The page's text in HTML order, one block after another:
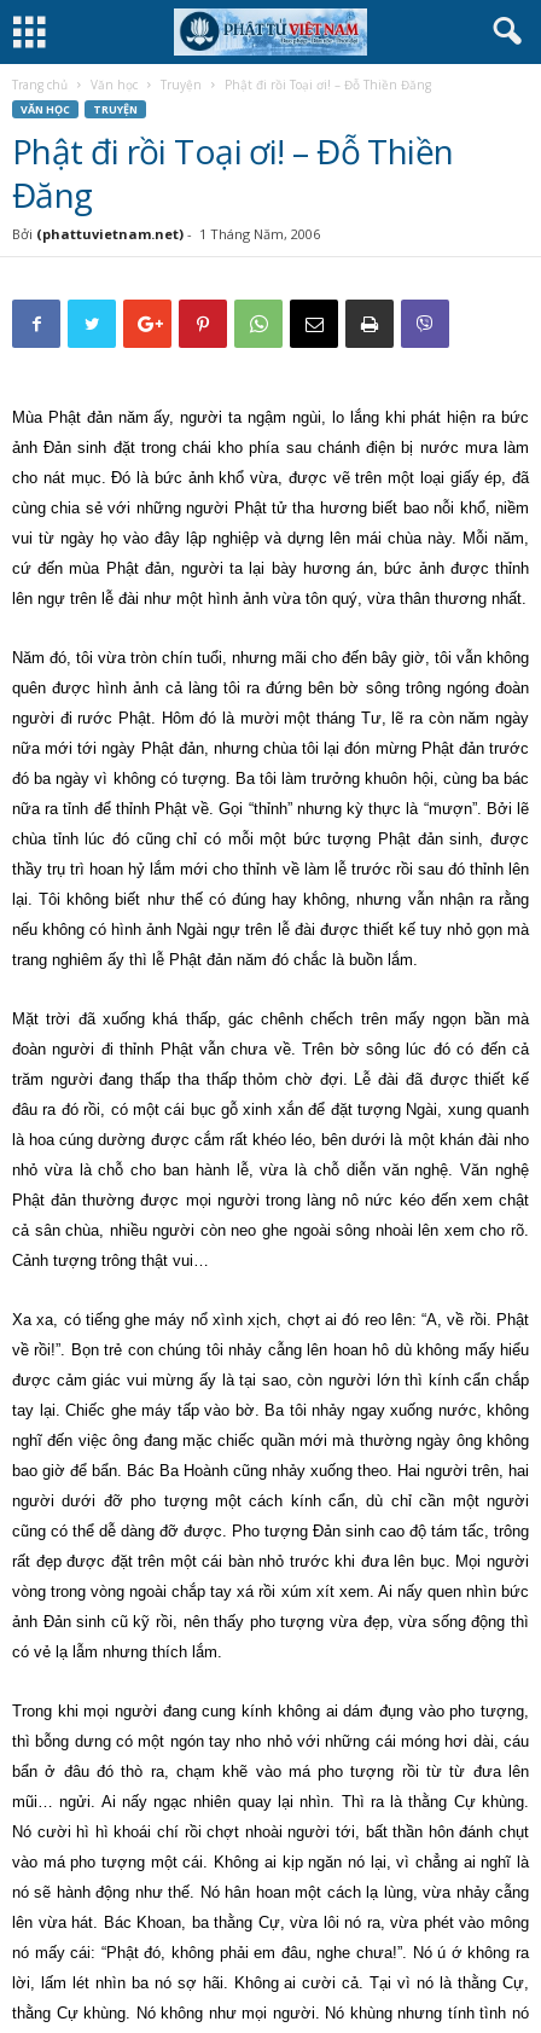
Trang chủ Văn học Truyện Phật đi rồi Toại ơi! – Đỗ Thiền Đăng
VĂN HỌC TRUYỆN
Phật đi rồi Toại ơi! – Đỗ Thiền
Đăng
Bởi (phattuvietnam.net) - 1 Tháng Năm, 2006
Mùa Phật đản năm ấy, người ta ngậm ngùi, lo lắng khi phát hiện ra bức
ảnh Đản sinh đặt trong chái kho phía sau chánh điện bị nước mưa làm
cho nát mục. Đó là bức ảnh khổ vừa, được vẽ trên một loại giấy ép, đã
cùng chia sẻ với những người Phật tử tha hương biết bao nỗi khổ, niềm
vui từ ngày họ vào đây lập nghiệp và dựng lên mái chùa này. Mỗi năm,
cứ đến mùa Phật đản, người ta lại bày hương án, bức ảnh được thỉnh
lên ngự trên lễ đài như một hình ảnh vừa tôn quý, vừa thân thương nhất.
Năm đó, tôi vừa tròn chín tuổi, nhưng mãi cho đến bây giờ, tôi vẫn không
quên được hình ảnh cả làng tôi ra đứng bên bờ sông trông ngóng đoàn
người đi rước Phật. Hôm đó là mười một tháng Tư, lẽ ra còn năm ngày
nữa mới tới ngày Phật đản, nhưng chùa tôi lại đón mừng Phật đản trước
đó ba ngày vì không có tượng. Ba tôi làm trưởng khuôn hội, cùng ba bác
nữa ra tỉnh để thỉnh Phật về. Gọi “thỉnh” nhưng kỳ thực là “mượn”. Bởi lẽ
chùa tỉnh lúc đó cũng chỉ có mỗi một bức tượng Phật đản sinh, được
thầy trụ trì hoan hỷ lắm mới cho thỉnh về làm lễ trước rồi sau đó thỉnh lên
lại. Tôi không biết như thế có đúng hay không, nhưng vẫn nhận ra rằng
nếu không có hình ảnh Ngài ngự trên lễ đài được thiết kế tuy nhỏ gọn mà
trang nghiêm ấy thì lễ Phật đản năm đó chắc là buồn lắm.
Mặt trời đã xuống khá thấp, gác chênh chếch trên mấy ngọn bần mà
đoàn người đi thỉnh Phật vẫn chưa về. Trên bờ sông lúc đó có đến cả
trăm người đang thấp tha thấp thỏm chờ đợi. Lễ đài đã được thiết kế
đâu ra đó rồi, có một cái bục gỗ xinh xắn để đặt tượng Ngài, xung quanh
là hoa cúng dường được cắm rất khéo léo, bên dưới là một khán đài nho
nhỏ vừa là chỗ cho ban hành lễ, vừa là chỗ diễn văn nghệ. Văn nghệ
Phật đản thường được mọi người trong làng nô nức kéo đến xem chật
cả sân chùa, nhiều người còn neo ghe ngoài sông nhoài lên xem cho rõ.
Cảnh tượng trông thật vui…
Xa xa, có tiếng ghe máy nổ xình xịch, chợt ai đó reo lên: “A, về rồi. Phật
về rồi!”. Bọn trẻ con chúng tôi nhảy cẫng lên hoan hô dù không mấy hiểu
được cảm giác vui mừng ấy là tại sao, còn người lớn thì kính cẩn chắp
tay lại. Chiếc ghe máy tấp vào bờ. Ba tôi nhảy ngay xuống nước, không
nghĩ đến việc ông đang mặc chiếc quần mới mà thường ngày ông không
bao giờ để bẩn. Bác Ba Hoành cũng nhảy xuống theo. Hai người trên, hai
người dưới đỡ pho tượng một cách kính cẩn, dù chỉ cần một người
cũng có thể dễ dàng đỡ được. Pho tượng Đản sinh cao độ tám tấc, trông
rất đẹp được đặt trên một cái bàn nhỏ trước khi đưa lên bục. Mọi người
vòng trong vòng ngoài chắp tay xá rồi xúm xít xem. Ai nấy quen nhìn bức
ảnh Đản sinh cũ kỹ rồi, nên thấy pho tượng vừa đẹp, vừa sống động thì
có vẻ lạ lẫm nhưng thích lắm.
Trong khi mọi người đang cung kính không ai dám đụng vào pho tượng,
thì bỗng dưng có một ngón tay nho nhỏ với những cái móng hơi dài, cáu
bẩn ở đâu đó thò ra, chạm khẽ vào má pho tượng rồi từ từ đưa lên
mũi… ngửi. Ai nấy ngạc nhiên quay lại nhìn. Thì ra là thằng Cự khùng.
Nó cười hì hì khoái chí rồi chợt nhoài người tới, bất thần hôn đánh chụt
vào má pho tượng một cái. Không ai kịp ngăn nó lại, vì chẳng ai nghĩ là
nó sẽ hành động như thế. Nó hân hoan một cách lạ lùng, vừa nhảy cẫng
lên vừa hát. Bác Khoan, ba thằng Cự, vừa lôi nó ra, vừa phét vào mông
nó mấy cái: “Phật đó, không phải em đâu, nghe chưa!”. Nó ú ớ không ra
lời, lấm lét nhìn ba nó sợ hãi. Không ai cười cả. Tại vì nó là thằng Cự,
thằng Cự khùng. Nó không như mọi người. Nó khùng nhưng tính tình nó